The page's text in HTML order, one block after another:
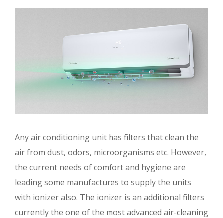
Any air conditioning unit has filters that clean the
air from dust, odors, microorganisms etc. However,
the current needs of comfort and hygiene are
leading some manufactures to supply the units
with ionizer also. The ionizer is an additional filters
currently the one of the most advanced air-cleaning